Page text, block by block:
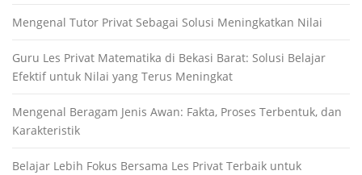
Mengenal Tutor Privat Sebagai Solusi Meningkatkan Nilai
Guru Les Privat Matematika di Bekasi Barat: Solusi Belajar
Efektif untuk Nilai yang Terus Meningkat
Mengenal Beragam Jenis Awan: Fakta, Proses Terbentuk, dan
Karakteristik
Belajar Lebih Fokus Bersama Les Privat Terbaik untuk